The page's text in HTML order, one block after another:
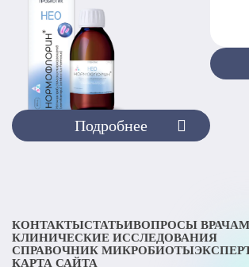
Подробнее
КОНТАКТЫСТАТЬИВОПРОСЫ ВРАЧАМ
КЛИНИЧЕСКИЕ ИССЛЕДОВАНИЯ
СПРАВОЧНИК МИКРОБИОТЫ
КАРТА САЙТА